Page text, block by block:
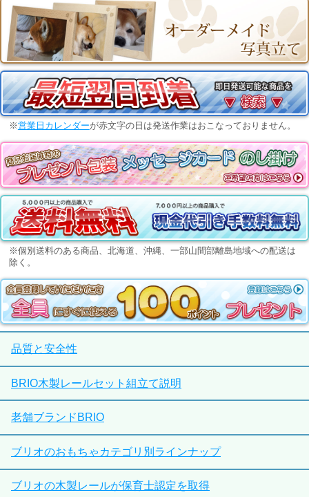
※営業日カレンダーが赤文字の日は発送作業はおこなっておりません。
※個別送料のある商品、北海道、沖縄、一部山間部離島地域への配送は
除く。
品質と安全性
BRIO木製レールセット組立て説明
老舗ブランドBRIO
ブリオのおもちゃカテゴリ別ラインナップ
ブリオの木製レールが保育士認定を取得